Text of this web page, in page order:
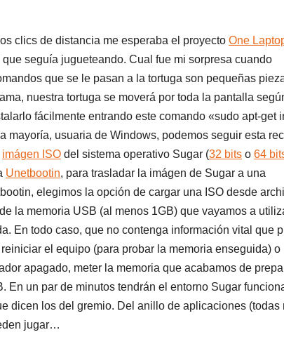
clics de distancia me esperaba el proyecto One
seguía jugueteando. Cual fue mi sorpresa cuando
que se le pasan a la tortuga son pequeñas
nuestra tortuga se moverá por toda la pantalla
fácilmente entrando este comando «sudo apt-get
mayoría, usuaria de Windows, podemos seguir esta
imágen ISO del sistema operativo Sugar (32 bits o 64
Unetbootin, para trasladar la imágen de Sugar a una
elegimos la opción de cargar una ISO desde
la memoria USB (al menos 1GB) que vayamos a
En todo caso, que no contenga información vital que
el equipo (para probar la memoria enseguida) o
apagado, meter la memoria que acabamos de
un par de minutos tendrán el entorno Sugar
dicen los del gremio. Del anillo de aplicaciones (todas
jugar…